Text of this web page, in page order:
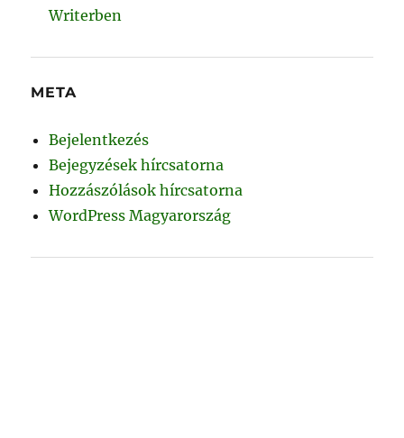
Writerben
META
Bejelentkezés
Bejegyzések hírcsatorna
Hozzászólások hírcsatorna
WordPress Magyarország